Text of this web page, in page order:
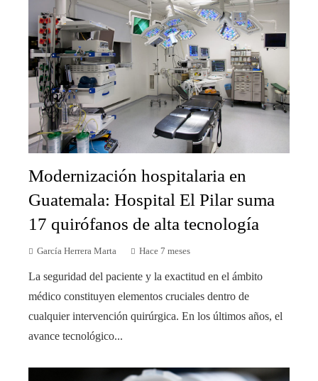
Modernización hospitalaria en
Guatemala: Hospital El Pilar suma
17 quirófanos de alta tecnología
García Herrera Marta Hace 7 meses
La seguridad del paciente y la exactitud en el ámbito
médico constituyen elementos cruciales dentro de
cualquier intervención quirúrgica. En los últimos años, el
avance tecnológico...